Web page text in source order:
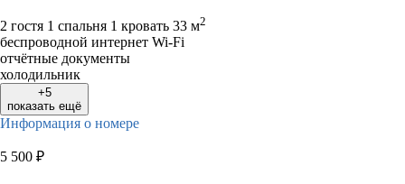
2 гостя 1 спальня 1 кровать 33 м2
беспроводной интернет Wi-Fi
отчётные документы
холодильник
+5
показать ещё
Информация о номере
5 500 ₽